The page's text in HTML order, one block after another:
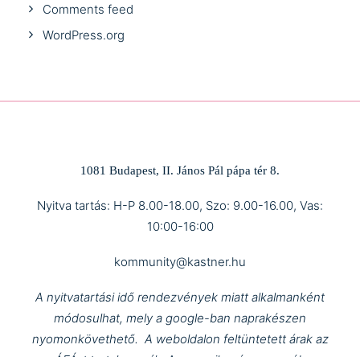
Comments feed
WordPress.org
1081 Budapest, II. János Pál pápa tér 8.
Nyitva tartás: H-P 8.00-18.00, Szo: 9.00-16.00, Vas:
10:00-16:00
kommunity@kastner.hu
A nyitvatartási idő rendezvények miatt alkalmanként
módosulhat, mely a google-ban naprakészen
nyomonkövethető. A weboldalon feltüntetett árak az